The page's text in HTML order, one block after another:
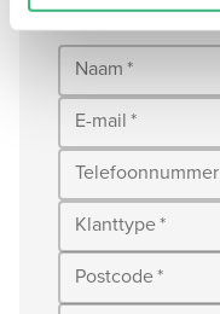
Naam *
E-mail *
Telefoonnummer
Klanttype*
Postcode*